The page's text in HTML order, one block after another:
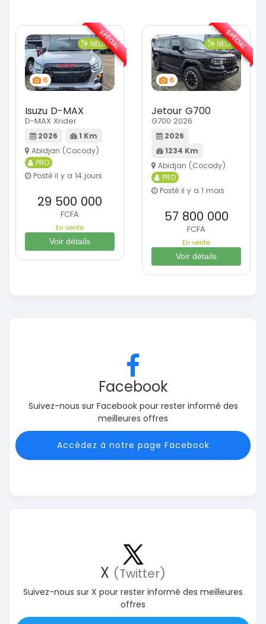
6
NEUF
Isuzu D-MAX
D-MAX Xrider
2026
1 Km
Abidjan (Cocody)
PRO
Posté il y a 14 jours
29 500 000
FCFA
En vente
Voir détails
SPÉCIAL
6
NEUF
Jetour G700
G700 2026
2026
1234 Km
Abidjan (Cocody)
PRO
Posté il y a 1 mois
57 800 000
FCFA
En vente
Voir détails
SPÉCIAL
Facebook
Suivez-nous sur Facebook pour rester informé des
meilleures offres
Accédez à notre page Facebook
X (Twitter)
Suivez-nous sur X pour rester informé des meilleures
offres